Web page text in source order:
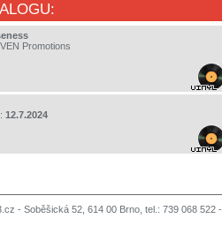
Promotions
12.7.2024
- Soběšická 52, 614 00 Brno, tel.: 739 068 522 -